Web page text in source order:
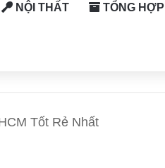
NỘI THẤT TỔNG HỢP
Tốt Rẻ Nhất